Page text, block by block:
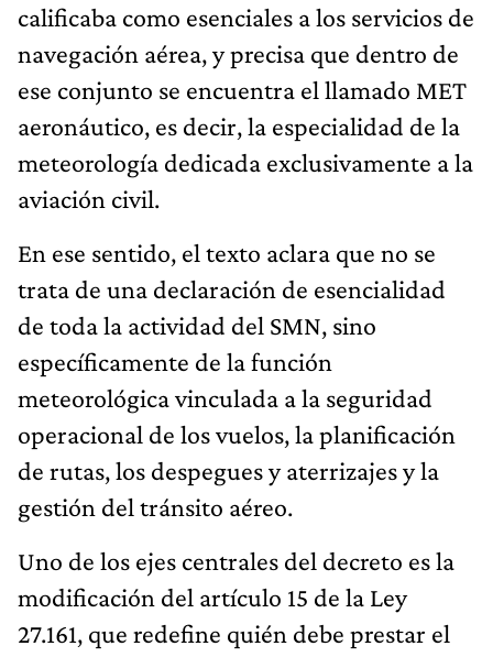
calificaba como esenciales a los servicios de
navegación aérea, y precisa que dentro de
ese conjunto se encuentra el llamado MET
aeronáutico, es decir, la especialidad de la
meteorología dedicada exclusivamente a la
aviación civil.
En ese sentido, el texto aclara que no se
trata de una declaración de esencialidad
de toda la actividad del SMN, sino
específicamente de la función
meteorológica vinculada a la seguridad
operacional de los vuelos, la planificación
de rutas, los despegues y aterrizajes y la
gestión del tránsito aéreo.
Uno de los ejes centrales del decreto es la
modificación del artículo 15 de la Ley
27.161, que redefine quién debe prestar el